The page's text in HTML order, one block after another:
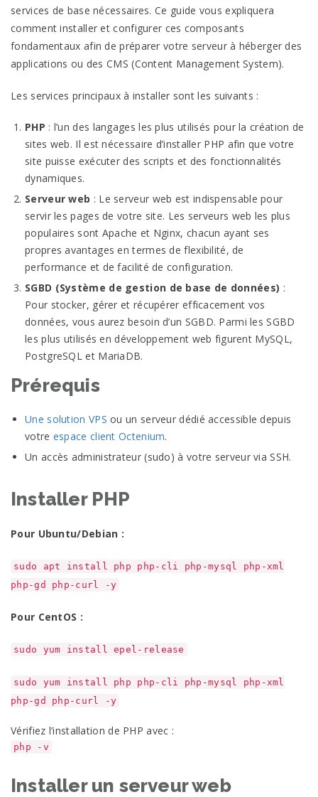
services de base nécessaires. Ce guide vous expliquera
comment installer et configurer ces composants
fondamentaux afin de préparer votre serveur à héberger des
applications ou des CMS (Content Management System).
Les services principaux à installer sont les suivants :
PHP : l’un des langages les plus utilisés pour la création de
sites web. Il est nécessaire d’installer PHP afin que votre
site puisse exécuter des scripts et des fonctionnalités
dynamiques.
Serveur web : Le serveur web est indispensable pour
servir les pages de votre site. Les serveurs web les plus
populaires sont Apache et Nginx, chacun ayant ses
propres avantages en termes de flexibilité, de
performance et de facilité de configuration.
SGBD (Système de gestion de base de données) :
Pour stocker, gérer et récupérer efficacement vos
données, vous aurez besoin d’un SGBD. Parmi les SGBD
les plus utilisés en développement web figurent MySQL,
PostgreSQL et MariaDB.
Prérequis
Une solution VPS ou un serveur dédié accessible depuis
votre espace client Octenium.
Un accès administrateur (sudo) à votre serveur via SSH.
Installer PHP
Pour Ubuntu/Debian :
sudo apt install php php-cli php-mysql php-xml
php-gd php-curl -y
Pour CentOS :
sudo yum install epel-release
sudo yum install php php-cli php-mysql php-xml
php-gd php-curl -y
Vérifiez l’installation de PHP avec :
php -v
Installer un serveur web